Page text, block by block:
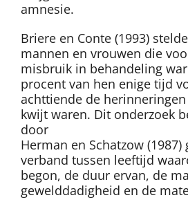
amnesie.
Briere en Conte (1993)
mannen en vrouwen die
misbruik in behandeling
procent van hen enige tijd
achttiende de
kwijt waren. Dit onderzoek
door
Herman en Schatzow
verband tussen leeftijd
begon, de duur ervan, de
gewelddadigheid en de